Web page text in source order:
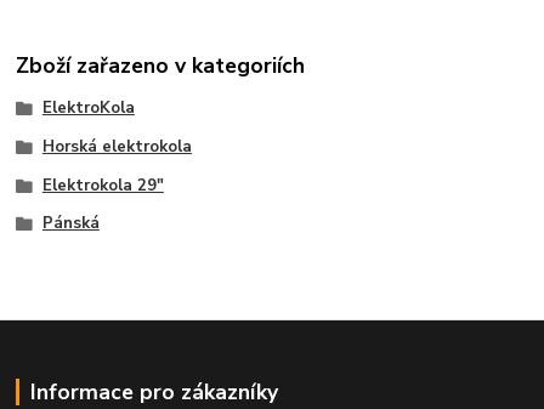
Zboží zařazeno v kategoriích
ElektroKola
Horská elektrokola
Elektrokola 29"
Pánská
Informace pro zákazníky